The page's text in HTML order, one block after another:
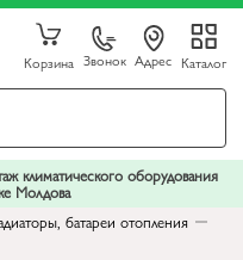
Корзина Звонок Адрес Каталог
климатического оборудования
Молдова
батареи отопления